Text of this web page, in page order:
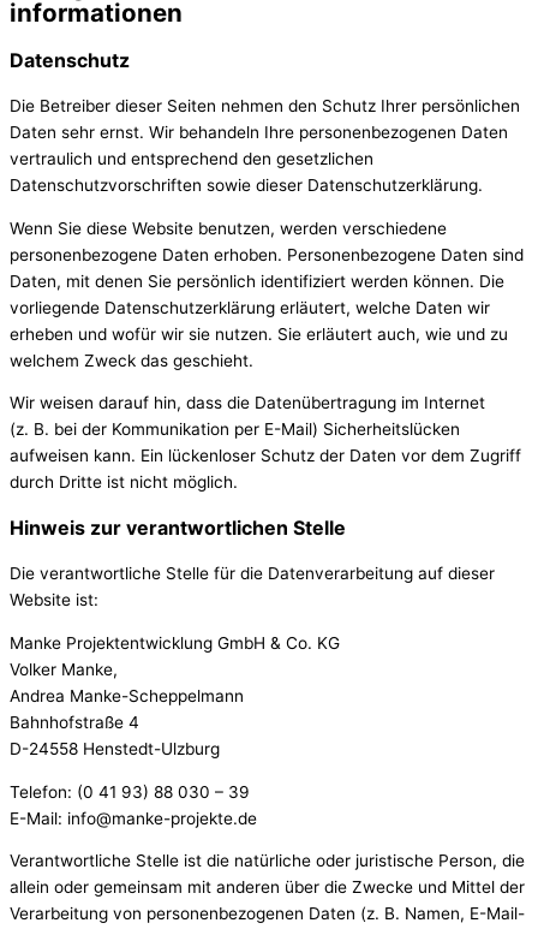
informationen
Datenschutz
Die Betreiber dieser Seiten nehmen den Schutz Ihrer persönlichen
Daten sehr ernst. Wir behandeln Ihre personenbezogenen Daten
vertraulich und entsprechend den gesetzlichen
Datenschutzvorschriften sowie dieser Datenschutzerklärung.
Wenn Sie diese Website benutzen, werden verschiedene
personenbezogene Daten erhoben. Personenbezogene Daten sind
Daten, mit denen Sie persönlich identifiziert werden können. Die
vorliegende Datenschutzerklärung erläutert, welche Daten wir
erheben und wofür wir sie nutzen. Sie erläutert auch, wie und zu
welchem Zweck das geschieht.
Wir weisen darauf hin, dass die Datenübertragung im Internet
(z. B. bei der Kommunikation per E-Mail) Sicherheitslücken
aufweisen kann. Ein lückenloser Schutz der Daten vor dem Zugriff
durch Dritte ist nicht möglich.
Hinweis zur verantwortlichen Stelle
Die verantwortliche Stelle für die Datenverarbeitung auf dieser
Website ist:
Manke Projektentwicklung GmbH & Co. KG
Volker Manke,
Andrea Manke-Scheppelmann
Bahnhofstraße 4
D-24558 Henstedt-Ulzburg
Telefon: (0 41 93) 88 030 – 39
E-Mail: info@manke-projekte.de
Verantwortliche Stelle ist die natürliche oder juristische Person, die
allein oder gemeinsam mit anderen über die Zwecke und Mittel der
Verarbeitung von personenbezogenen Daten (z. B. Namen, E-Mail-